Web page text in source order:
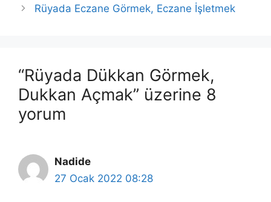
Rüyada Eczane Görmek, Eczane İşletmek
“Rüyada Dükkan Görmek,
Dukkan Açmak” üzerine 8
yorum
Nadide
27 Ocak 2022 08:28